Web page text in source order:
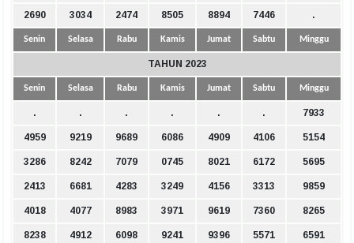
2690 3034 2474 8505 8894 7446 .
Senin Selasa Rabu Kamis Jumat Sabtu Minggu
TAHUN 2023
Senin Selasa Rabu Kamis Jumat Sabtu Minggu
. . . . . . 7933
4959 9219 9689 6086 4909 4106 5154
3286 8242 7079 0745 8021 6172 5695
2413 6681 4283 3249 4156 3313 9859
4018 4077 8983 3971 9619 7360 8265
8238 4912 6098 9241 9396 5571 6591